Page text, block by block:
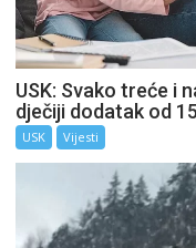
USK: Svako treće i
dječiji dodatak od
USK Vijesti